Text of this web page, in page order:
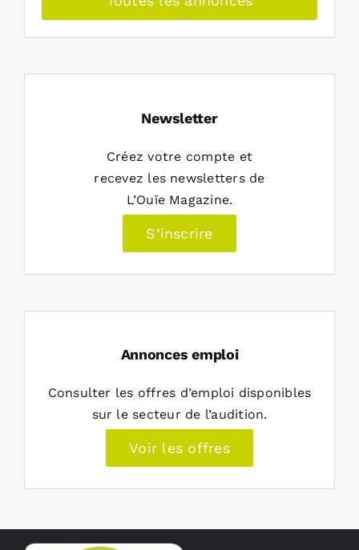
Newsletter
Créez votre compte et
recevez les newsletters de
L’Ouïe Magazine.
S’inscrire
Annonces emploi
Consulter les offres d’emploi disponibles
sur le secteur de l’audition.
Voir les offres